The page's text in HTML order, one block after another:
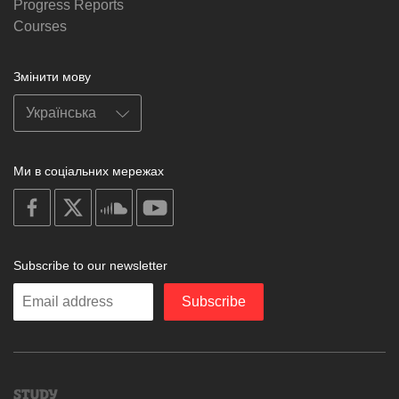
Progress Reports
Courses
Змінити мову
Ми в соціальних мережах
on
facebook
soundcloud
Subscribe to our newsletter
Enter
Subscribe
Study